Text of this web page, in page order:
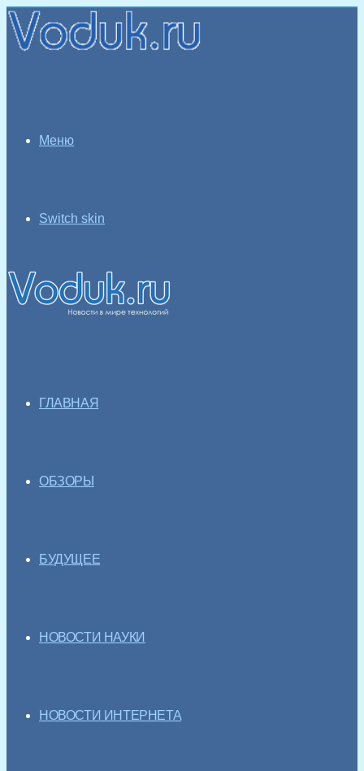
Меню
Switch skin
ГЛАВНАЯ
ОБЗОРЫ
БУДУЩЕЕ
НОВОСТИ НАУКИ
НОВОСТИ ИНТЕРНЕТА